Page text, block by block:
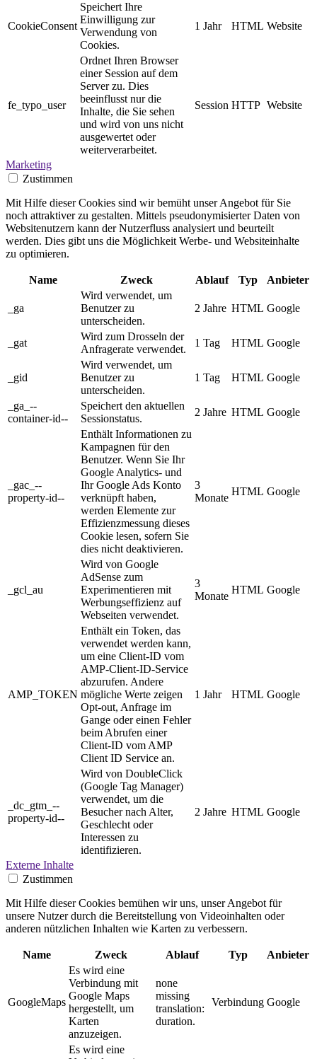
CookieConsent
Speichert Ihre
Einwilligung zur
Verwendung von
Cookies.
1 Jahr HTML Website
fe_typo_user
Ordnet Ihren Browser
einer Session auf dem
Server zu. Dies
beeinflusst nur die
Inhalte, die Sie sehen
und wird von uns nicht
ausgewertet oder
weiterverarbeitet.
Session HTTP Website
Marketing
Zustimmen
Mit Hilfe dieser Cookies sind wir bemüht unser Angebot für Sie
noch attraktiver zu gestalten. Mittels pseudonymisierter Daten von
Websitenutzern kann der Nutzerfluss analysiert und beurteilt
werden. Dies gibt uns die Möglichkeit Werbe- und Websiteinhalte
zu optimieren.
Name Zweck Ablauf Typ Anbieter
_ga
Wird verwendet, um
Benutzer zu
unterscheiden.
2 Jahre HTML Google
_gat
Wird zum Drosseln der
Anfragerate verwendet.
1 Tag HTML Google
_gid
Wird verwendet, um
Benutzer zu
unterscheiden.
1 Tag HTML Google
_ga_--
container-id--
Speichert den aktuellen
Sessionstatus.
2 Jahre HTML Google
_gac_--
property-id--
Enthält Informationen zu
Kampagnen für den
Benutzer. Wenn Sie Ihr
Google Analytics- und
Ihr Google Ads Konto
verknüpft haben,
werden Elemente zur
Effizienzmessung dieses
Cookie lesen, sofern Sie
dies nicht deaktivieren.
3
Monate
HTML Google
_gcl_au
Wird von Google
AdSense zum
Experimentieren mit
Werbungseffizienz auf
Webseiten verwendet.
3
Monate
HTML Google
AMP_TOKEN
Enthält ein Token, das
verwendet werden kann,
um eine Client-ID vom
AMP-Client-ID-Service
abzurufen. Andere
mögliche Werte zeigen
Opt-out, Anfrage im
Gange oder einen Fehler
beim Abrufen einer
Client-ID vom AMP
Client ID Service an.
1 Jahr HTML Google
_dc_gtm_--
property-id--
Wird von DoubleClick
(Google Tag Manager)
verwendet, um die
Besucher nach Alter,
Geschlecht oder
Interessen zu
identifizieren.
2 Jahre HTML Google
Externe Inhalte
Zustimmen
Mit Hilfe dieser Cookies bemühen wir uns, unser Angebot für
unsere Nutzer durch die Bereitstellung von Videoinhalten oder
anderen nützlichen Inhalten wie Karten zu verbessern.
Name Zweck Ablauf Typ Anbieter
GoogleMaps
Es wird eine
Verbindung mit
Google Maps
hergestellt, um
Karten
anzuzeigen.
none
missing
translation:
duration.
Verbindung Google
Es wird eine